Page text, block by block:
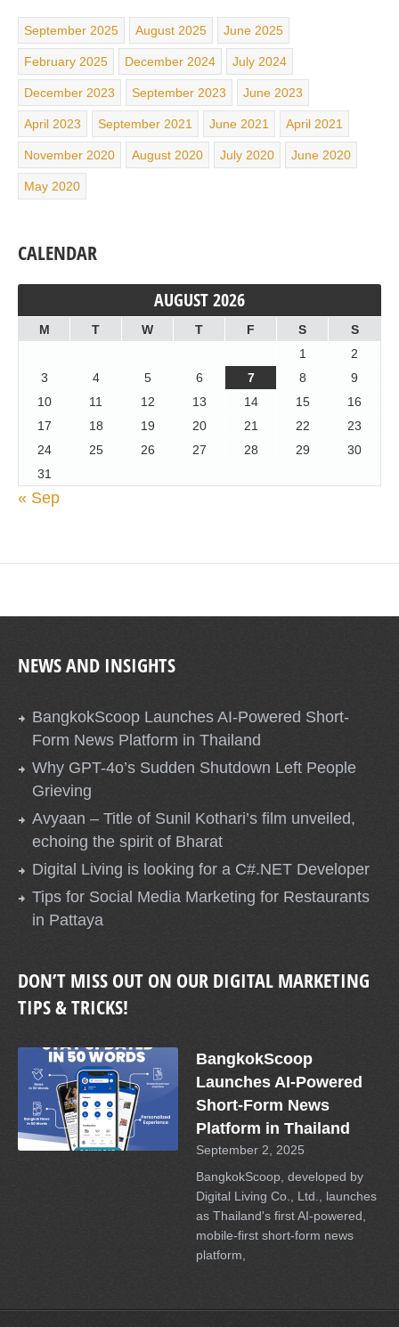
September 2025 August 2025 June 2025
February 2025 December 2024 July 2024
December 2023 September 2023 June 2023
April 2023 September 2021 June 2021 April 2021
November 2020 August 2020 July 2020 June 2020
May 2020
CALENDAR
AUGUST 2026
M T W T F S
S
1
2
3
4 5 6 7 8
9
10
11 12 13 14 15
16
17
18 19 20 21 22
23
24
25 26 27 28 29
30
31
« Sep
NEWS AND INSIGHTS
BangkokScoop Launches AI-Powered Short-
Form News Platform in Thailand
Why GPT-4o’s Sudden Shutdown Left People
Grieving
Avyaan – Title of Sunil Kothari’s film unveiled,
echoing the spirit of Bharat
Digital Living is looking for a C#.NET Developer
Tips for Social Media Marketing for Restaurants
in Pattaya
DON’T MISS OUT ON OUR DIGITAL MARKETING
TIPS & TRICKS!
BangkokScoop
Launches AI-Powered
Short-Form News
Platform in Thailand
September 2, 2025
BangkokScoop, developed by
Digital Living Co., Ltd., launches
as Thailand's first AI-powered,
mobile-first short-form news
platform,